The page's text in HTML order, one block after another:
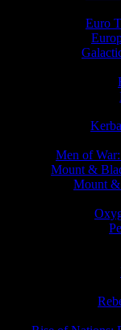
Euro
Men of
Mount &
Mount &